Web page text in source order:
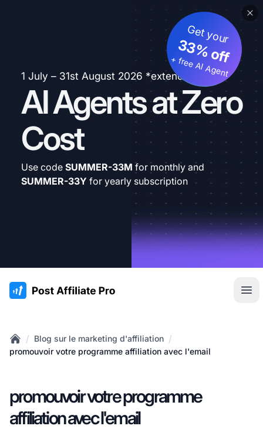
1 July – 31st August 2026 *extended
AI Agents at Zero
Cost
Get your
33% off
+ free AI Agent
Use code SUMMER-33M for monthly and
SUMMER-33Y for yearly subscription
:site.title
Home
/ Blog sur le marketing d'affiliation /
promouvoir votre programme affiliation avec l'email
promouvoir votre programme
affiliation avec l'email